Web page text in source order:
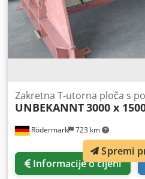
Rödermark 723 km
Zakretna T-utorna ploča s
UNBEKANNT3000 x
Informacije o cijeni
Spremi